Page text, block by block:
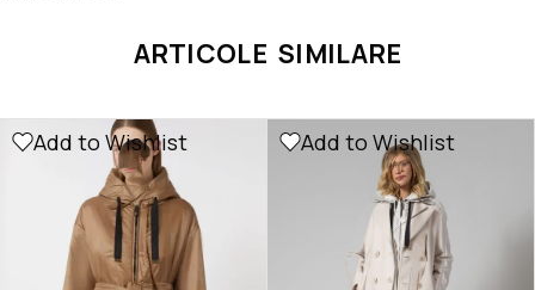
ARTICOLE SIMILARE
Add to Wishlist Add to Wishlist